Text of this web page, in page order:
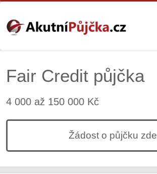
Fair Credit půjčka
4 000 až 150 000 Kč
Žádost o půjčku zde